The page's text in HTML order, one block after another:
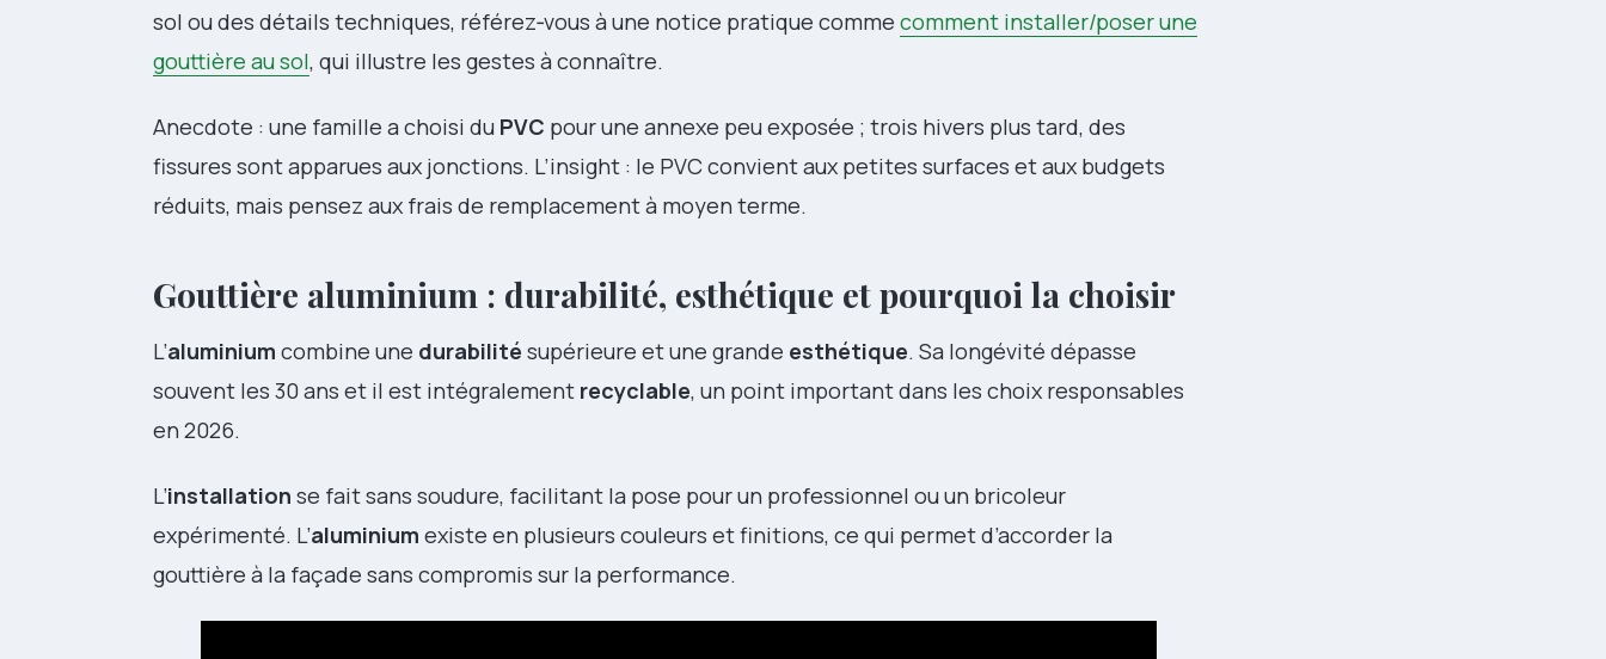
sol ou des détails techniques, référez‑vous à une notice pratique comme comment installer/poser une
gouttière au sol, qui illustre les gestes à connaître.
Anecdote : une famille a choisi du PVC pour une annexe peu exposée ; trois hivers plus tard, des
fissures sont apparues aux jonctions. L’insight : le PVC convient aux petites surfaces et aux budgets
réduits, mais pensez aux frais de remplacement à moyen terme.
Gouttière aluminium : durabilité, esthétique et pourquoi la choisir
L’aluminium combine une durabilité supérieure et une grande esthétique. Sa longévité dépasse
souvent les 30 ans et il est intégralement recyclable, un point important dans les choix responsables
en 2026.
L’installation se fait sans soudure, facilitant la pose pour un professionnel ou un bricoleur
expérimenté. L’aluminium existe en plusieurs couleurs et finitions, ce qui permet d’accorder la
gouttière à la façade sans compromis sur la performance.